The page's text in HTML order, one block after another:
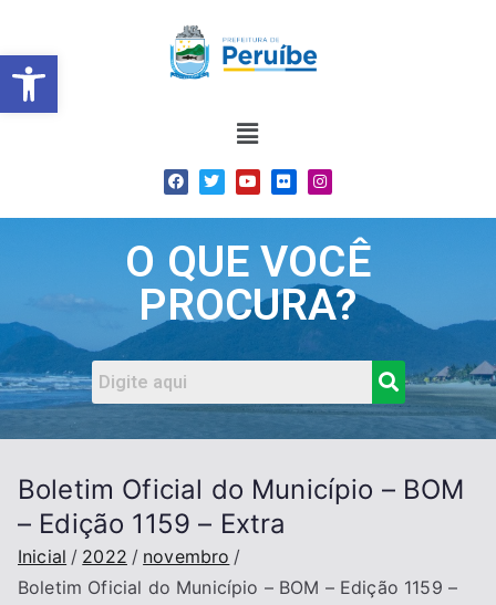
Barra de Ferramentas
O QUE VOCÊ
PROCURA?
Boletim Oficial do Município – BOM
– Edição 1159 – Extra
Inicial 2022
novembro
Boletim Oficial do Município – BOM – Edição 1159 –